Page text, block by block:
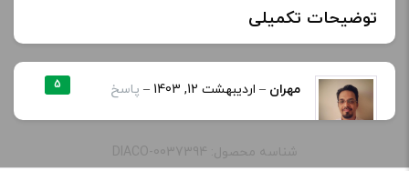
توضیحات تکمیلی
خنکی یخ دار 5 مهران – اردیبهشت 12, 1403 – پاسخ
🙏🏼
شناسه محصول: DIACO-0037394